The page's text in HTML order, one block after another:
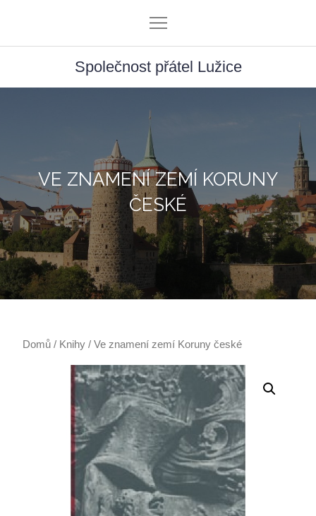
content
Společnost přátel Lužice
VE ZNAMENÍ ZEMÍ KORUNY
ČESKÉ
Domů / Knihy / Ve znamení zemí Koruny české